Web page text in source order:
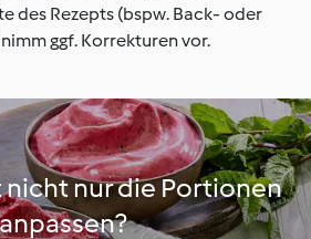
des Rezepts (bspw. Back- oder
ggf. Korrekturen vor.
nur die Portionen
anpassen?